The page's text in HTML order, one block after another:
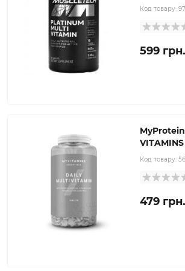
Код товару:
599 грн.
Код товару:
479 грн.